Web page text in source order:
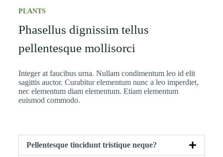
PLANTS
Phasellus dignissim tellus
pellentesque mollisorci
Integer at faucibus urna. Nullam condimentum leo id elit
sagittis auctor. Curabitur elementum nunc a leo imperdiet,
nec elementum diam elementum. Etiam elementum
euismod commodo.
Pellentesque tincidunt tristique neque?